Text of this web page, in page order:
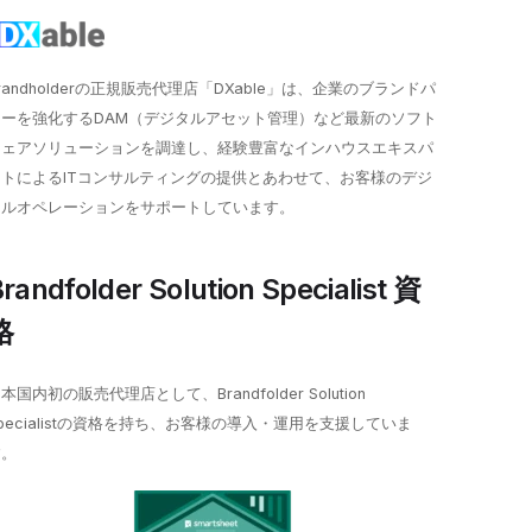
の正規販売代理店「DXable」は、企業のブランドパ
を強化するDAM（デジタルアセット管理）など最新のソフト
アソリューションを調達し、経験豊富なインハウスエキスパ
によるITコンサルティングの提供とあわせて、お客様のデジ
オペレーションをサポートしています。
Solution Specialist 資
国内初の販売代理店として、Brandfolder Solution
の資格を持ち、お客様の導入・運用を支援していま